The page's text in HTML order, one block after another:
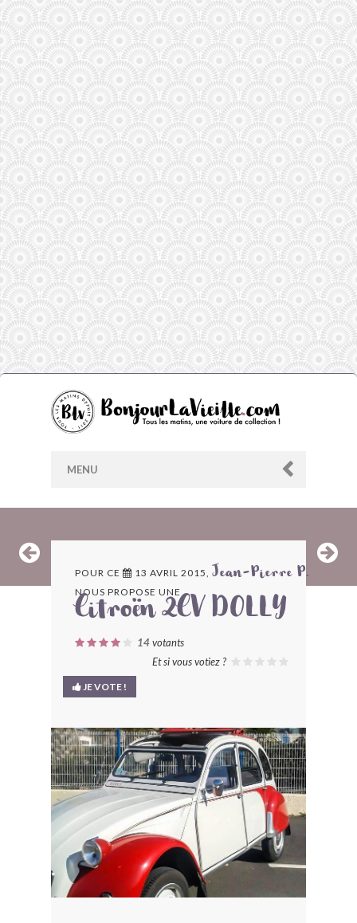
MENU
ARCHIVES
LES CONTRIBUTEURS
LE BLOG
BONJOURLAVIEILLE ?
MODÈLES ET MARQUES
COMMENT FONCTIONNE BLV ?
POUR CE 13 AVRIL 2015, Jean-Pierre P.
NOUS PROPOSE UNE
Citroën 2CV DOLLY
14votants
Et si vous votiez ?
JE VOTE !